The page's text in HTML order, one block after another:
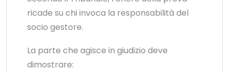
ricade su chi invoca la responsabilità del
socio gestore.
La parte che agisce in giudizio deve
dimostrare: